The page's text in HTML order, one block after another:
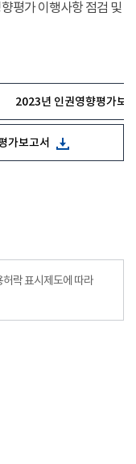
평가 이행사항 점검 및
2023년 인권영향평가보
가보고서
락 표시제도에 따라